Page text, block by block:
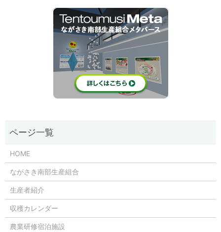
HOME
ながさき南部生産組合
生産者紹介
収穫カレンダー
農業研修宿泊施設